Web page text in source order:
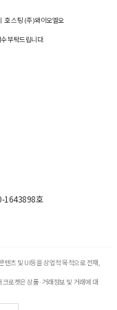
호스팅 (주)와이오엘오
부탁드립니다.
1643898호
텐츠 및 UI등을 상업적 목적으로 전재,
로켓은 상품·거래정보 및 거래에 대